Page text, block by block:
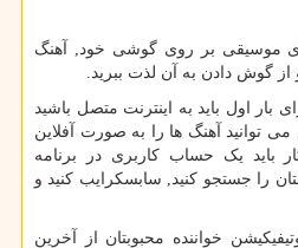
موسیقی بر روی گوشی خود, آهنگ
از گوش دادن به آن لذت ببرید.
بار اول باید به اینترنت متصل باشید
توانید آهنگ ها را به صورت آفلاین
باید یک حساب کاربری در برنامه
را جستجو کنید, سابسکرایب کنید و
خواننده محبوبتان از آخرین